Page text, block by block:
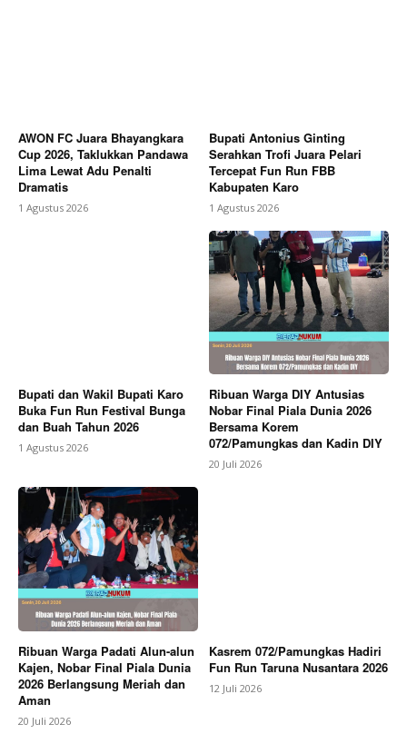
AWON FC Juara Bhayangkara
Cup 2026, Taklukkan Pandawa
Lima Lewat Adu Penalti
Dramatis
1 Agustus 2026
Bupati Antonius Ginting
Serahkan Trofi Juara Pelari
Tercepat Fun Run FBB
Kabupaten Karo
1 Agustus 2026
Bupati dan Wakil Bupati Karo
Buka Fun Run Festival Bunga
dan Buah Tahun 2026
1 Agustus 2026
Ribuan Warga DIY Antusias
Nobar Final Piala Dunia 2026
Bersama Korem
072/Pamungkas dan Kadin DIY
20 Juli 2026
Ribuan Warga Padati Alun-alun
Kajen, Nobar Final Piala Dunia
2026 Berlangsung Meriah dan
Aman
20 Juli 2026
Kasrem 072/Pamungkas Hadiri
Fun Run Taruna Nusantara 2026
12 Juli 2026